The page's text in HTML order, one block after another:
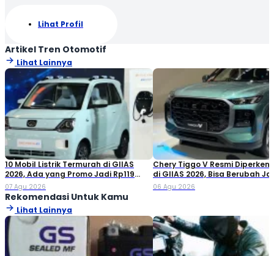
Lihat Profil
Artikel Tren Otomotif
Lihat Lainnya
10 Mobil Listrik Termurah di GIIAS
2026, Ada yang Promo Jadi Rp119
Jutaan!
07 Agu 2026
Chery Tiggo V Resmi
di GIIAS 2026, Bisa Berubah
Double Cabin
06 Agu 2026
Rekomendasi Untuk Kamu
Lihat Lainnya